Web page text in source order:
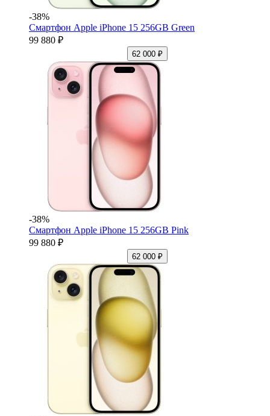
-38%
Смартфон Apple iPhone 15 256GB Green
99 880 ₽
62 000 ₽
-38%
Смартфон Apple iPhone 15 256GB Pink
99 880 ₽
62 000 ₽